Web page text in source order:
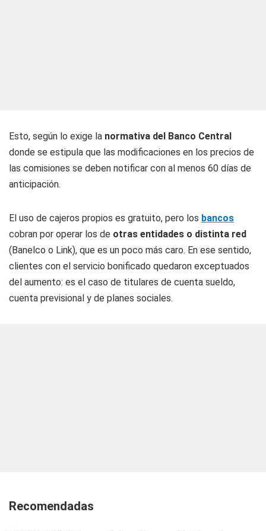
Esto, según lo exige la normativa del Banco Central
donde se estipula que las modificaciones en los precios de
las comisiones se deben notificar con al menos 60 días de
anticipación.
El uso de cajeros propios es gratuito, pero los bancos
cobran por operar los de otras entidades o distinta red
(Banelco o Link), que es un poco más caro. En ese sentido,
clientes con el servicio bonificado quedaron exceptuados
del aumento: es el caso de titulares de cuenta sueldo,
cuenta previsional y de planes sociales.
Recomendadas